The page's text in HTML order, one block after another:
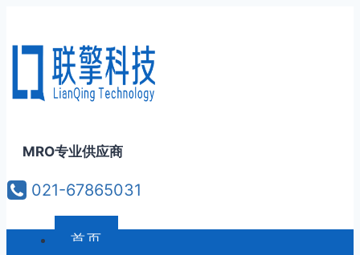
MRO专业供应商
021-67865031
首页